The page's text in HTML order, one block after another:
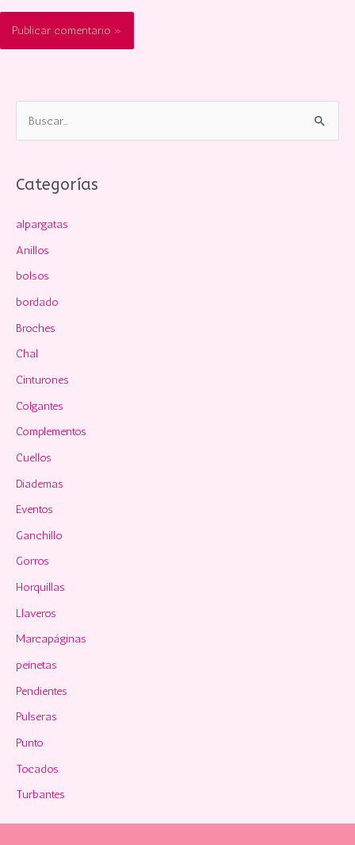
c
r
p
o
r
Categorías
alpargatas
Anillos
bolsos
bordado
Broches
Chal
Cinturones
Colgantes
Complementos
Cuellos
Diademas
Eventos
Ganchillo
Gorros
Horquillas
Llaveros
Marcapáginas
peinetas
Pendientes
Pulseras
Punto
Tocados
Turbantes